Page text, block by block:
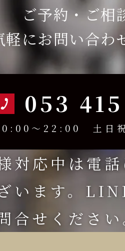
ご予約・ご相
軽にお問い合わ
053
～22:00 土日
対応中は電
います。
合せくださ